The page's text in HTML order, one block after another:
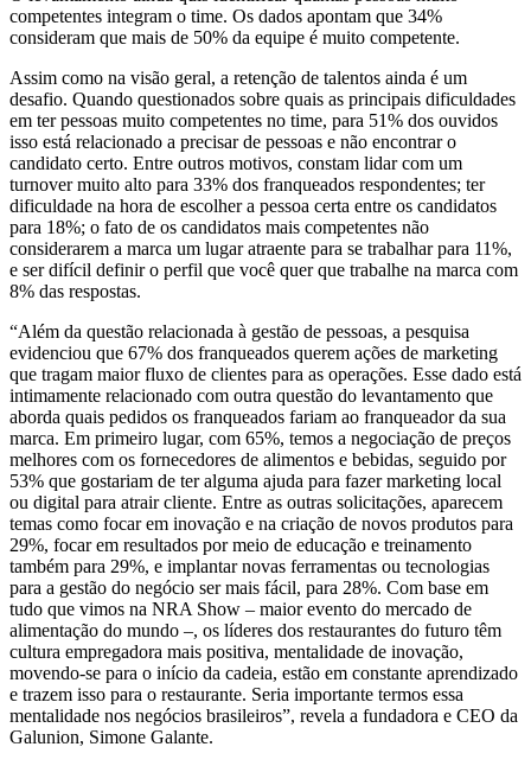
competentes integram o time. Os dados apontam que 34%
consideram que mais de 50% da equipe é muito competente.
Assim como na visão geral, a retenção de talentos ainda é um
desafio. Quando questionados sobre quais as principais dificuldades
em ter pessoas muito competentes no time, para 51% dos ouvidos
isso está relacionado a precisar de pessoas e não encontrar o
candidato certo. Entre outros motivos, constam lidar com um
turnover muito alto para 33% dos franqueados respondentes; ter
dificuldade na hora de escolher a pessoa certa entre os candidatos
para 18%; o fato de os candidatos mais competentes não
considerarem a marca um lugar atraente para se trabalhar para 11%,
e ser difícil definir o perfil que você quer que trabalhe na marca com
8% das respostas.
“Além da questão relacionada à gestão de pessoas, a pesquisa
evidenciou que 67% dos franqueados querem ações de marketing
que tragam maior fluxo de clientes para as operações. Esse dado está
intimamente relacionado com outra questão do levantamento que
aborda quais pedidos os franqueados fariam ao franqueador da sua
marca. Em primeiro lugar, com 65%, temos a negociação de preços
melhores com os fornecedores de alimentos e bebidas, seguido por
53% que gostariam de ter alguma ajuda para fazer marketing local
ou digital para atrair cliente. Entre as outras solicitações, aparecem
temas como focar em inovação e na criação de novos produtos para
29%, focar em resultados por meio de educação e treinamento
também para 29%, e implantar novas ferramentas ou tecnologias
para a gestão do negócio ser mais fácil, para 28%. Com base em
tudo que vimos na NRA Show – maior evento do mercado de
alimentação do mundo –, os líderes dos restaurantes do futuro têm
cultura empregadora mais positiva, mentalidade de inovação,
movendo-se para o início da cadeia, estão em constante aprendizado
e trazem isso para o restaurante. Seria importante termos essa
mentalidade nos negócios brasileiros”, revela a fundadora e CEO da
Galunion, Simone Galante.